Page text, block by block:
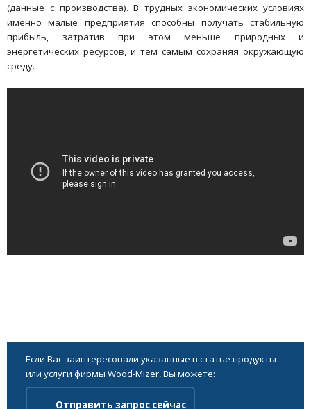
(данные с производства). В трудных экономических условиях
именно малые предприятия способны получать стабильную
прибыль, затратив при этом меньше природных и
энергетических ресурсов, и тем самым сохраняя окружающую
среду.
Если Вас заинтересовали указанные в статье продукты
или услуги фирмы Wood-Mizer, Вы можете:
Отправить запрос сейчас